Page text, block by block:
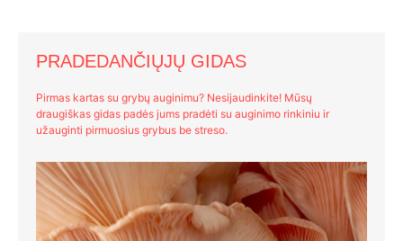
PRADEDANČIŲJŲ GIDAS
Pirmas kartas su grybų auginimu? Nesijaudinkite! Mūsų
draugiškas gidas padės jums pradėti su auginimo rinkiniu ir
užauginti pirmuosius grybus be streso.